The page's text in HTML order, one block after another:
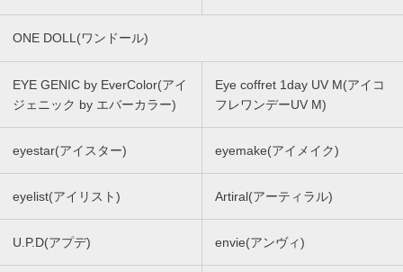
ONE DOLL(ワンドール)
EYE GENIC by EverColor(アイ
ジェニック by エバーカラー)
Eye coffret 1day UV M(アイコ
フレワンデーUV M)
eyestar(アイスター) eyemake(アイメイク)
eyelist(アイリスト) Artiral(アーティラル)
U.P.D(アプデ) envie(アンヴィ)